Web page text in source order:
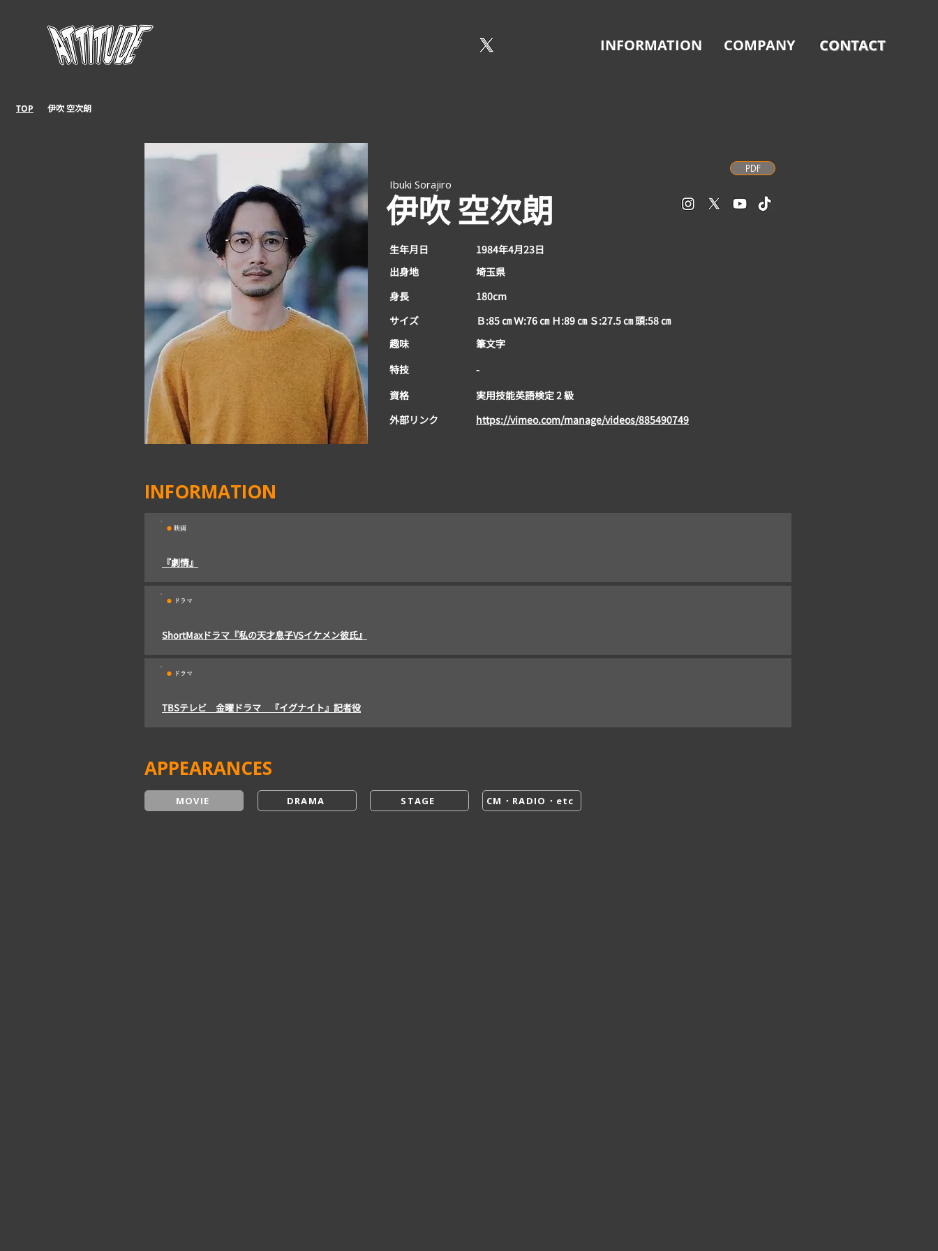
INFORMATION COMPANY CONTACT
TOP 伊吹 空次朗
Ibuki Sorajiro
伊吹 空次朗
PDF
生年月日
出身地
身長
サイズ
趣味
​特技
資格
外部リンク
1984年4月23日
埼玉県
180cm
Ｂ:85 ㎝ Ｗ:76 ㎝ Ｈ:89 ㎝ Ｓ:27.5 ㎝ 頭:58 ㎝
筆文字
-
実用技能英語検定 2 級
https://vimeo.com/manage/videos/885490749
INFORMATION
映画
・
『劇情』
ドラマ
・
ShortMaxドラマ『私の天才息子VSイケメン彼氏』
ドラマ
・
​TBSテレビ 金曜ドラマ 『イグナイト』記者役
APPEARANCES
MOVIE DRAMA STAGE CM・RADIO・etc